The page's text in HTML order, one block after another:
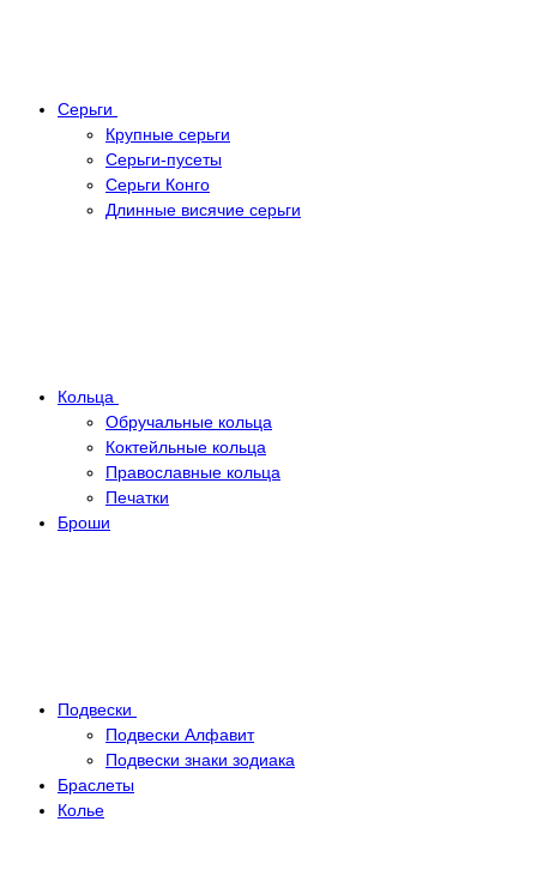
Серьги
Крупные серьги
Серьги-пусеты
Серьги Конго
Длинные висячие серьги
Кольца
Обручальные кольца
Коктейльные кольца
Православные кольца
Печатки
Броши
Подвески
Подвески Алфавит
Подвески знаки зодиака
Браслеты
Колье